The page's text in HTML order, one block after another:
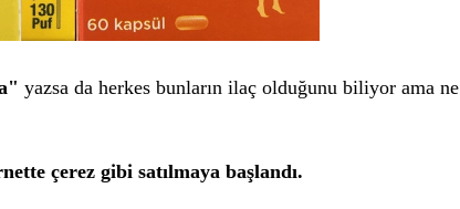
yazsa da herkes bunların ilaç olduğunu biliyor ama ne
çerez gibi satılmaya başlandı.